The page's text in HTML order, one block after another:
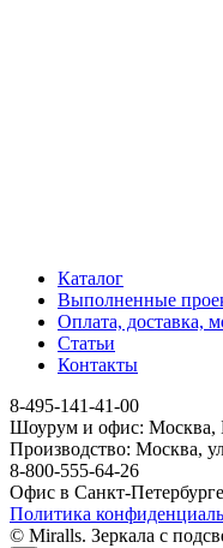
Каталог
Выполненные
Оплата, доставка,
Статьи
Контакты
8-495-141-41-00
Шоурум и офис: Москва,
Производство: Москва,
8-800-555-64-26
Офис в Санкт-
Политика
© Miralls. Зеркала с